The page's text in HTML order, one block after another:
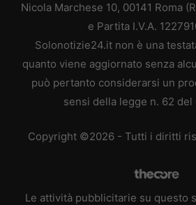
Nicola Marchese 10, 00141 Roma
e Partita I.V.A.
Solonotizie24.it non è una
quanto viene aggiornato senza
può pertanto considerarsi un
sensi della legge n. 62 del
Copyright ©2026 - Tutti i diritti
Le attività pubblicitarie su questo